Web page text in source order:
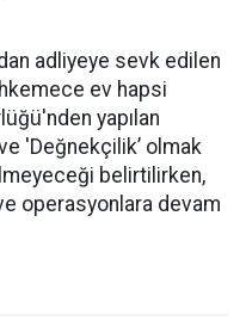
adliyeye sevk edilen
ev hapsi
yapılan
'Değnekçilik’ olmak
belirtilirken,
operasyonlara devam